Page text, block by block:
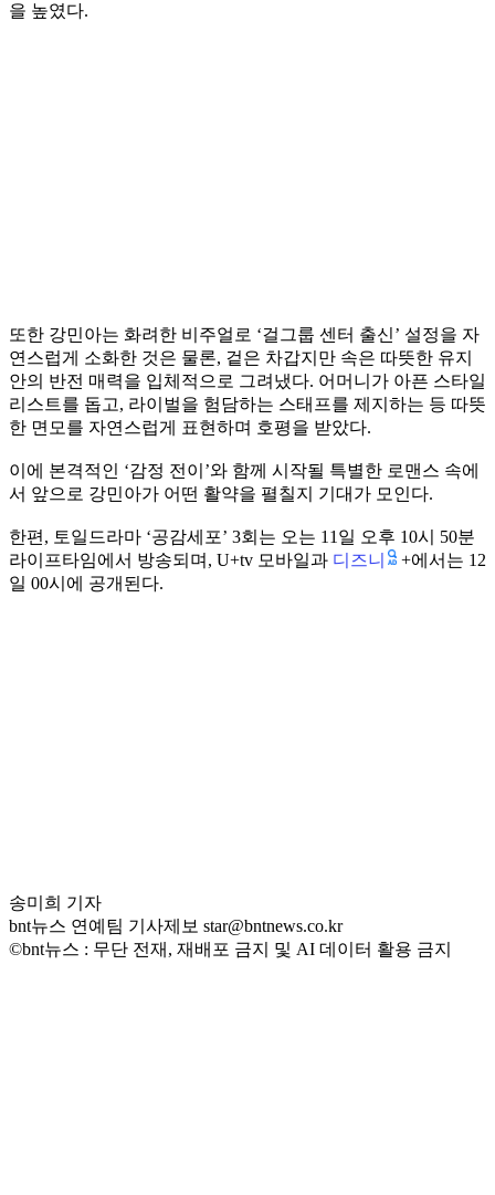
을 높였다.
또한 강민아는 화려한 비주얼로 ‘걸그룹 센터 출신’ 설정을 자
연스럽게 소화한 것은 물론, 겉은 차갑지만 속은 따뜻한 유지
안의 반전 매력을 입체적으로 그려냈다. 어머니가 아픈 스타일
리스트를 돕고, 라이벌을 험담하는 스태프를 제지하는 등 따뜻
한 면모를 자연스럽게 표현하며 호평을 받았다.
이에 본격적인 ‘감정 전이’와 함께 시작될 특별한 로맨스 속에
서 앞으로 강민아가 어떤 활약을 펼칠지 기대가 모인다.
한편, 토일드라마 ‘공감세포’ 3회는 오는 11일 오후 10시 50분
라이프타임에서 방송되며, U+tv 모바일과 디즈니
+에서는 12
일 00시에 공개된다.
송미희 기자
bnt뉴스 연예팀 기사제보 star@bntnews.co.kr
©bnt뉴스 : 무단 전재, 재배포 금지 및 AI 데이터 활용 금지